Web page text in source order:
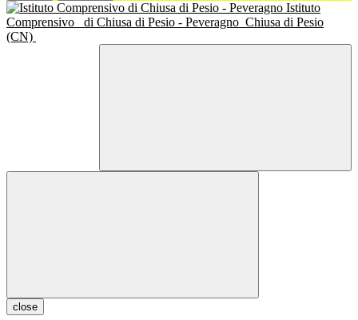
Istituto
Comprensivo
di Chiusa di Pesio - Peveragno Chiusa di Pesio
(CN)
close